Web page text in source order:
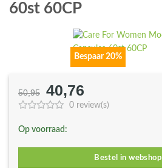
60st 60CP
Bespaar 20%
50,95
Oorspronkelijke
prijs
€50,95.
40,76
prijs
0 review(s)
Op voorraad:
Bestel in webshop